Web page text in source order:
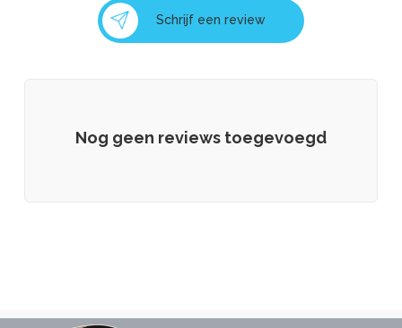
Schrijf een review
Nog geen reviews toegevoegd